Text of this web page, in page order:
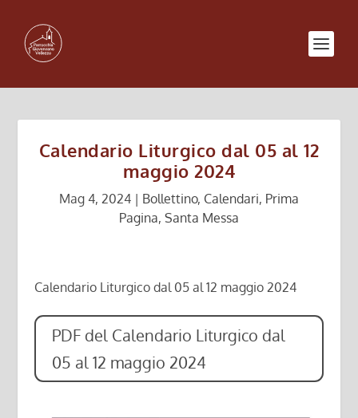
Calendario Liturgico dal 05 al 12
maggio 2024
Mag 4, 2024 | Bollettino, Calendari, Prima
Pagina, Santa Messa
Calendario Liturgico dal 05 al 12 maggio 2024
PDF del Calendario Liturgico dal
05 al 12 maggio 2024